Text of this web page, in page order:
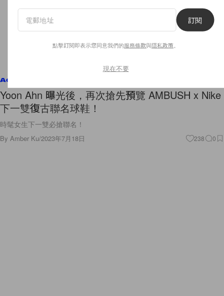
Accessories
Yoon Ahn 曝光後，再次搶先預覽 AMBUSH x Nike
下一雙復古聯名球鞋！
時髦女生下一雙必搶聯名！
By Amber Ku/2023年7月18日 238 0
訂閱
點擊訂閱即表示您同意我們的服務條款與隱私政策
現在不要